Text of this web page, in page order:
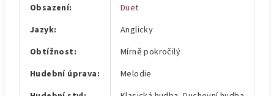
Obsazení:
Duet
Jazyk:
Anglicky
Obtížnost:
Mírně pokročilý
Hudební úprava:
Melodie